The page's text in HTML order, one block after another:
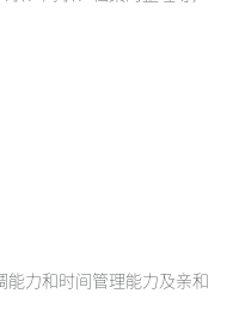
能力和时间管理能力及亲和